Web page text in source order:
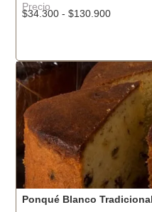
Precio
$34.300 -$130.900
Ponqué Blanco